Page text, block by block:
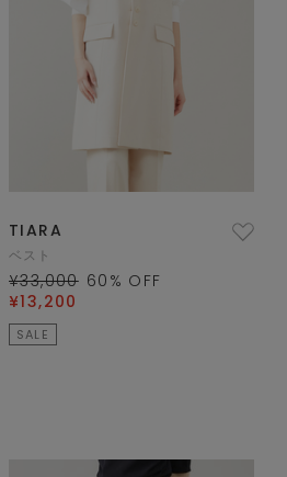
TIARA
ベスト
¥33,000 60 % OFF
¥13,200
SALE